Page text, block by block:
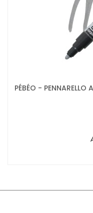
PÉBÉO -